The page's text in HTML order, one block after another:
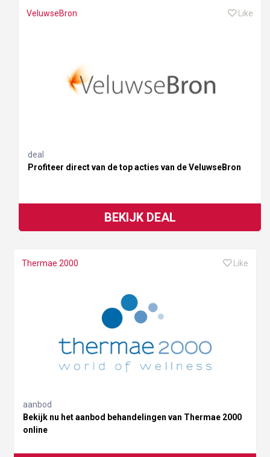
VeluwseBron Like
deal
Profiteer direct van de top acties van de VeluwseBron
BEKIJK DEAL
Thermae 2000 Like
aanbod
Bekijk nu het aanbod behandelingen van Thermae 2000
online